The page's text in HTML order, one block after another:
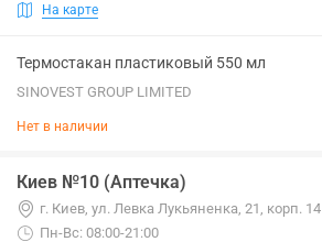
На карте
Термостакан пластиковый 550 мл
SINOVEST GROUP LIMITED
Нет в наличии
Киев №10 (Аптечка)
г. Киев, ул. Левка Лукьяненка, 21, корп. 14
Пн-Вс: 08:00-21:00